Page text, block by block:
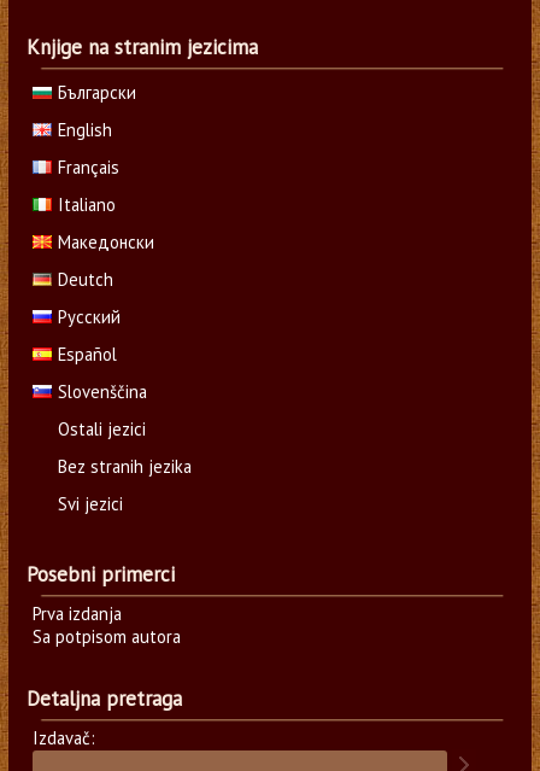
Knjige na stranim jezicima
Български
English
Français
Italiano
Македонски
Deutch
Русский
Español
Slovenščina
Ostali jezici
Bez stranih jezika
Svi jezici
Posebni primerci
Prva izdanja
Sa potpisom autora
Detaljna pretraga
Izdavač: